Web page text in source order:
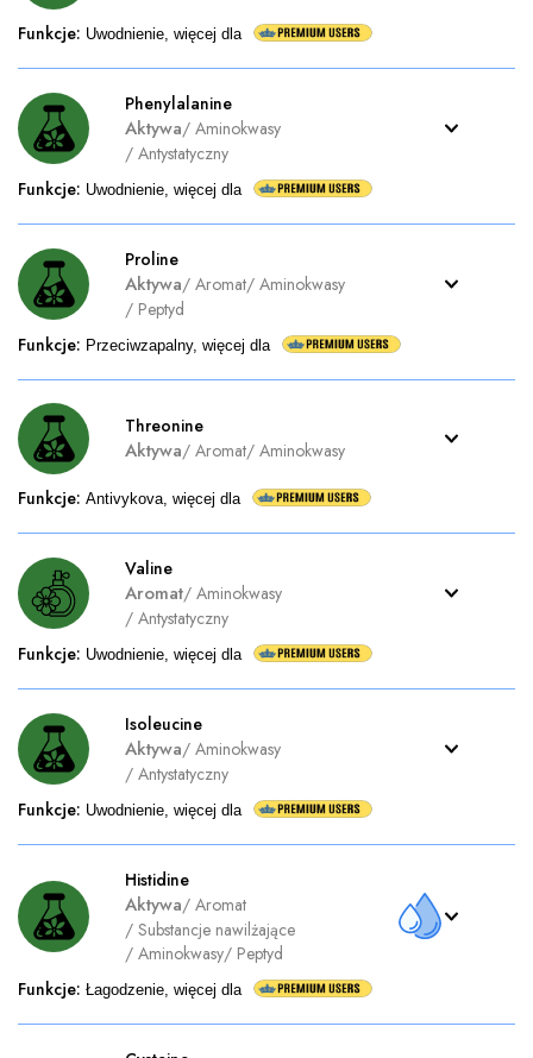
Funkcje: Uwodnienie, więcej dla
Phenylalanine
Aktywa/ Aminokwasy
/ Antystatyczny
Funkcje: Uwodnienie, więcej dla
Proline
Aktywa/ Aromat/ Aminokwasy
/ Peptyd
Funkcje: Przeciwzapalny, więcej dla
Threonine
Aktywa/ Aromat/ Aminokwasy
Funkcje: Antivykova, więcej dla
Valine
Aromat/ Aminokwasy
/ Antystatyczny
Funkcje: Uwodnienie, więcej dla
Isoleucine
Aktywa/ Aminokwasy
/ Antystatyczny
Funkcje: Uwodnienie, więcej dla
Histidine
Aktywa/ Aromat
/ Substancje nawilżające
/ Aminokwasy/ Peptyd
Funkcje: Łagodzenie, więcej dla